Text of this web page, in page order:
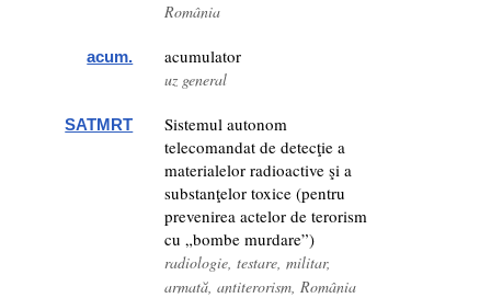
România
acum. acumulator
uz general
SATMRT
Sistemul autonom
telecomandat de detecţie a
materialelor radioactive şi a
substanţelor toxice (pentru
prevenirea actelor de terorism
cu „bombe murdare”)
radiologie, testare, militar,
armată, antiterorism, România